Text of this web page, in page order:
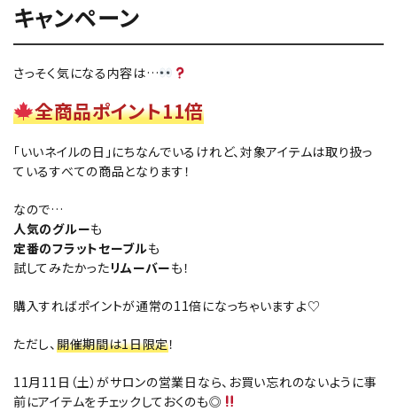
キャンペーン
さっそく気になる内容は…
全商品ポイント11倍
「いいネイルの日」にちなんでいるけれど、対象アイテムは取り扱っ
ているすべての商品となります！
なので…
人気のグルーも
定番のフラットセーブルも
試してみたかったリムーバーも！
購入すればポイントが通常の11倍になっちゃいますよ♡
ただし、開催期間は1日限定！
11月11日（土）がサロンの営業日なら、お買い忘れのないように事
前にアイテムをチェックしておくのも◎